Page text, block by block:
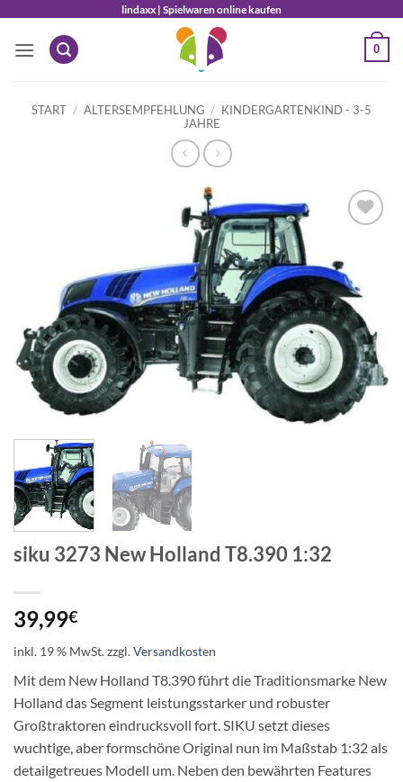
springen
lindaxx | Spielwaren online kaufen
0
START / ALTERSEMPFEHLUNG / KINDERGARTENKIND - 3-5
JAHRE
Wunschliste
siku 3273 New Holland T8.390 1:32
39,99€
inkl. 19 % MwSt.zzgl.Versandkosten
Mit dem New Holland T8.390 führt die Traditionsmarke New
Holland das Segment leistungsstarker und robuster
Großtraktoren eindrucksvoll fort. SIKU setzt dieses
wuchtige, aber formschöne Original nun im Maßstab 1:32 als
detailgetreues Modell um. Neben den bewährten Features